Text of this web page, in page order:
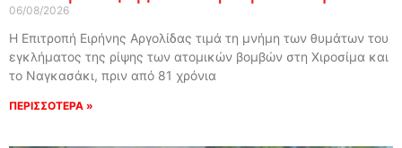
06/08/2026
Η Επιτροπή Ειρήνης Αργολίδας τιμά τη μνήμη των θυμάτων του
εγκλήματος της ρίψης των ατομικών βομβών στη Χιροσίμα και
το Ναγκασάκι, πριν από 81 χρόνια
ΠΕΡΙΣΣΟΤΕΡΑ »